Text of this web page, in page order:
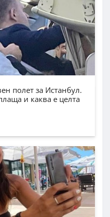
полет за Истанбул.
и каква е целта